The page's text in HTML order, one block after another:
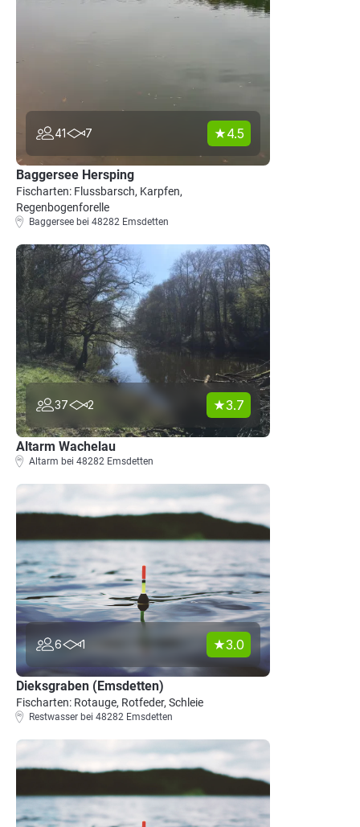
41 7 4.5
Baggersee Hersping
Fischarten: Flussbarsch, Karpfen,
Regenbogenforelle
Baggersee bei 48282 Emsdetten
37 2 3.7
Altarm Wachelau
Altarm bei 48282 Emsdetten
6 1 3.0
Dieksgraben (Emsdetten)
Fischarten: Rotauge, Rotfeder, Schleie
Restwasser bei 48282 Emsdetten